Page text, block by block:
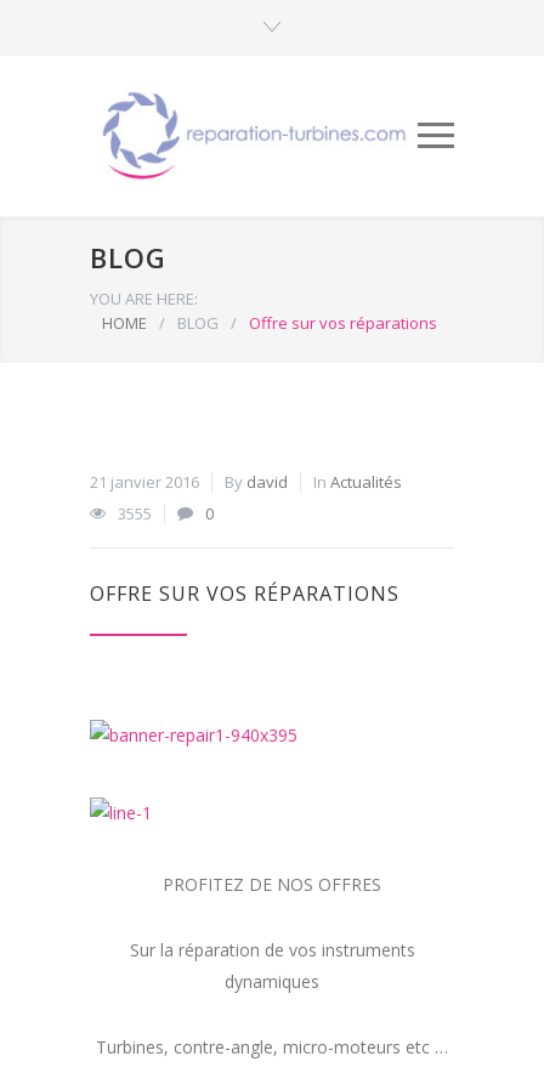
BLOG
YOU ARE HERE:
HOME
/ BLOG / Offre sur vos réparations
21 janvier 2016 By david In Actualités
3555
0
OFFRE SUR VOS RÉPARATIONS
PROFITEZ DE NOS OFFRES
Sur la réparation de vos instruments
dynamiques
Turbines, contre-angle, micro-moteurs etc …